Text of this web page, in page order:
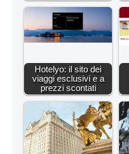
Hotelyo: il sito dei
viaggi esclusivi e a
prezzi scontati